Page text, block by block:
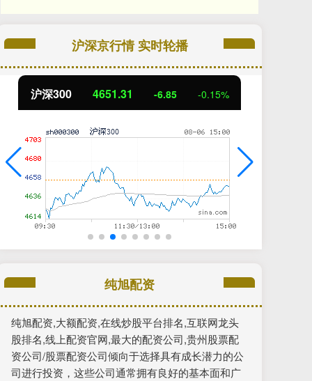
沪深京行情 实时轮播
沪深300 4651.31 -6.85 -0.15%
纯旭配资
纯旭配资,大额配资,在线炒股平台排名,互联网龙头
股排名,线上配资官网,最大的配资公司,贵州股票配
资公司/股票配资公司倾向于选择具有成长潜力的公
司进行投资，这些公司通常拥有良好的基本面和广